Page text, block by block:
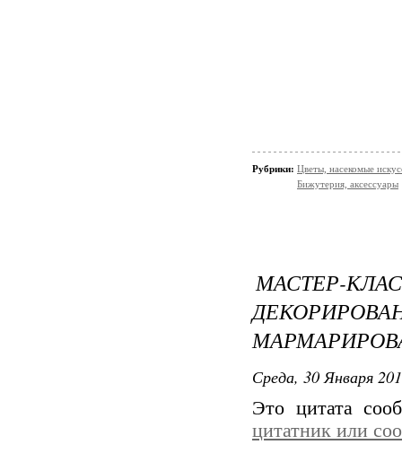
Рубрики: Цветы, насекомые
Бижутерия, аксессуары
МАСТЕР-
Среда, 30 Января
Это цитата
цитатник или